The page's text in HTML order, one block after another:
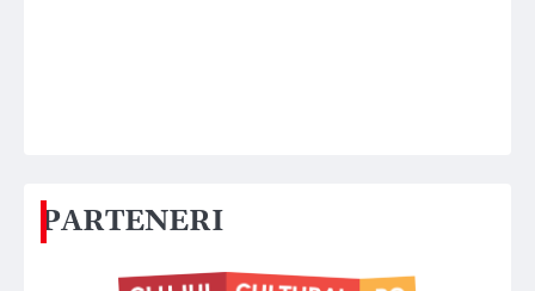
PARTENERI